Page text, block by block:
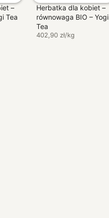
–
Tea
Herbatka dla kobiet –
równowaga BIO – Yogi
Tea
402,90 zł/kg